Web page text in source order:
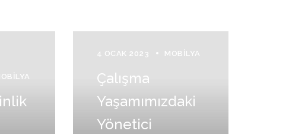
4 OCAK 2023 MOBILYA
Çalışma
Yaşamımızdaki
Yönetici